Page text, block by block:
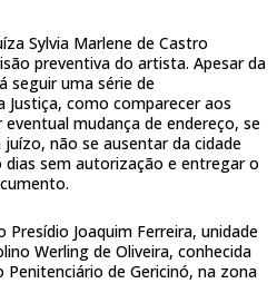
Sylvia Marlene de Castro
preventiva do artista. Apesar da
seguir uma série de
como comparecer aos
mudança de endereço, se
não se ausentar da cidade
sem autorização e entregar o
Joaquim Ferreira, unidade
Werling de Oliveira, conhecida
de Gericinó, na zona